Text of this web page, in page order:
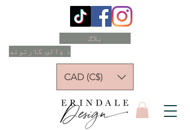
د ډالۍ کارتونه
بلاګ
CAD (C$)